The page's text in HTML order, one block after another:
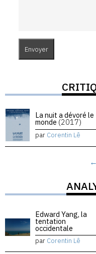
La nuit a dévoré le
monde (2017)
par Corentin Lê
←
Edward Yang, la
tentation
occidentale
par Corentin Lê